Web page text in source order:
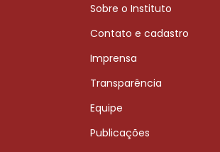
Sobre o Instituto
Contato e cadastro
Imprensa
Transparência
Equipe
Publicações